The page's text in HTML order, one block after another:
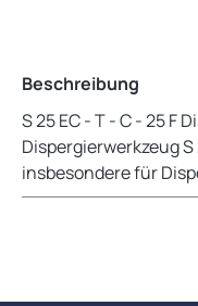
Beschreibung
S 25 EC - T - C - 25 F
Dispergierwerkzeug
insbesondere für